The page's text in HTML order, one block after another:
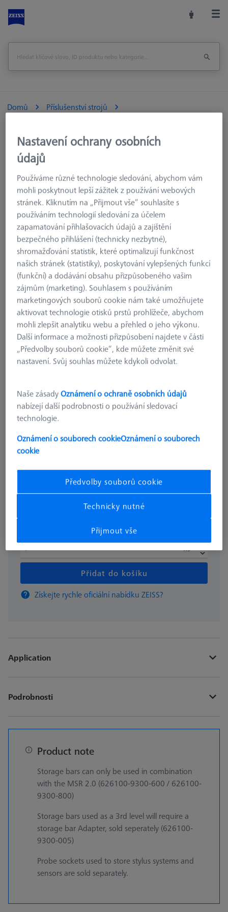
Domů
Příslušenství strojů
MSR pro dotykový měřicí stroj
MSR 2.0
Úložná lišta pro MSR 2.0 X=900
Vytisknout stránku
Úložná lišta pro MSR 2.0 X=900
626100-9300-003
€ 148.81 bez DPH
ks
Přidat do košíku
Získejte rychle oficiální nabídku ZEISS?
Application
Podrobnosti
Product note
Storage bars can only be used in combination
with the MSR 2.0 (626100-9300-600 / 626100-
9300-800)
Storage bars used as a 3rd level will require a
storage bar Adapter, sold seperately (626100-
9300-005)
Probe sockets used to store stylus systems and
sensors are sold separately.
Nastavení ochrany osobních
údajů
Používáme různé technologie sledování, abychom vám
mohli poskytnout lepší zážitek z používání webových
stránek. Kliknutím na „Přijmout vše“ souhlasíte s
používáním technologií sledování za účelem
zapamatování přihlašovacích údajů a zajištění
bezpečného přihlášení (technicky nezbytné),
shromažďování statistik, které optimalizují funkčnost
našich stránek (statistiky), poskytování vylepšených funkcí
(funkční) a dodávání obsahu přizpůsobeného vašim
zájmům (marketing). Souhlasem s používáním
marketingových souborů cookie nám také umožňujete
aktivovat technologie otisků prstů prohlížeče, abychom
mohli zlepšit analytiku webu a přehled o jeho výkonu.
Další informace a možnosti přizpůsobení najdete v části
„Předvolby souborů cookie“, kde můžete změnit své
nastavení. Svůj souhlas můžete kdykoli odvolat.
Naše zásadyOznámení o ochraně osobních údajů
nabízejí další podrobnosti o používání sledovací
technologie.
Oznámení o souborech cookieOznámení o souborech
cookie
Předvolby souborů cookie
Technicky nutné
Přijmout vše